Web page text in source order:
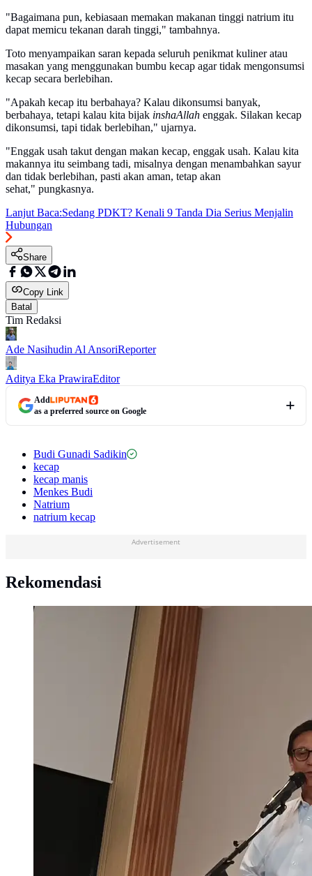
"Bagaimana pun, kebiasaan memakan makanan tinggi natrium itu
dapat memicu tekanan darah tinggi," tambahnya.
Toto menyampaikan saran kepada seluruh penikmat kuliner atau
masakan yang menggunakan bumbu kecap agar tidak mengonsumsi
kecap secara berlebihan.
"Apakah kecap itu berbahaya? Kalau dikonsumsi banyak,
berbahaya, tetapi kalau kita bijak inshaAllah enggak. Silakan kecap
dikonsumsi, tapi tidak berlebihan," ujarnya.
"Enggak usah takut dengan makan kecap, enggak usah. Kalau kita
makannya itu seimbang tadi, misalnya dengan menambahkan sayur
dan tidak berlebihan, pasti akan aman, tetap akan
sehat," pungkasnya.
Lanjut Baca:Sedang PDKT? Kenali 9 Tanda Dia Serius Menjalin
Hubungan
Share
Copy Link
Batal
Tim Redaksi
Ade Nasihudin Al AnsoriReporter
Aditya Eka PrawiraEditor
Add
as a preferred source on Google
Budi Gunadi Sadikin
kecap
kecap manis
Menkes Budi
Natrium
natrium kecap
Advertisement
Rekomendasi